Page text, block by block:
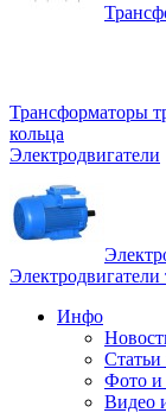
Трансформаторы
кольца
Электродвигатели
Инфо
Фото и
Видео